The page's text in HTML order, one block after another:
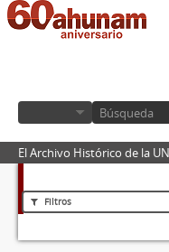
El Archivo Histórico de la
Filtros